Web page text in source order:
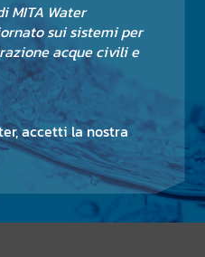
MITA Water
sui sistemi per
acque civili e
accetti la nostra